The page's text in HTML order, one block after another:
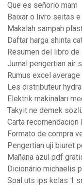
Que es señorio mam
Baixar o livro seitas
Makalah sampah
Daftar harga shinta
Resumen del libro de
Jurnal pengertian air
Rumus excel
Les distributeur
Elektrik makinaları
Takyit ne demek
Carta recomendacion
Formato de compra
Pengertian uji biuret
Mañana azul pdf
Dicionário michaelis
Soal uts ips kelas 1